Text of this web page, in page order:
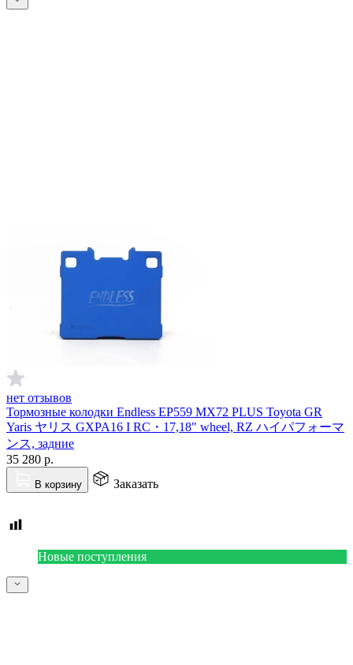
нет отзывов
Тормозные колодки Endless EP559 MX72 PLUS Toyota GR
Yaris ヤリス GXPA16 I RC・17,18" wheel, RZ ハイパフォーマ
ンス, задние
35 280 р.
В корзину Заказать
Новые поступления